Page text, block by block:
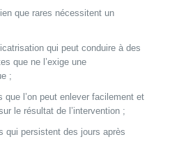
que rares nécessitent un
qui peut conduire à des
que ne l’exige une
;
que l’on peut enlever facilement et
le résultat de l’intervention ;
qui persistent des jours après